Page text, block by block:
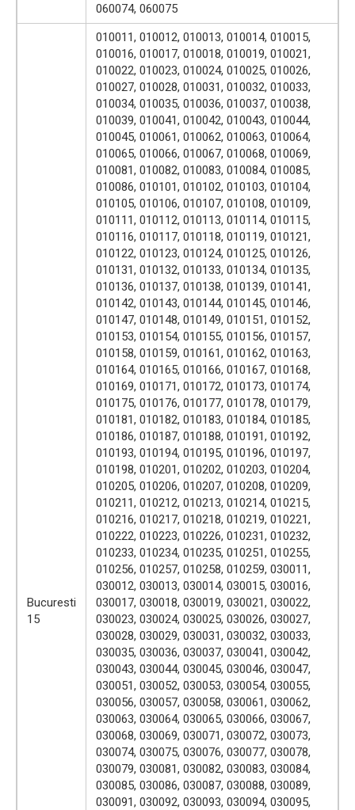
060074, 060075
Bucuresti
15
010011, 010012, 010013, 010014, 010015,
010016, 010017, 010018, 010019, 010021,
010022, 010023, 010024, 010025, 010026,
010027, 010028, 010031, 010032, 010033,
010034, 010035, 010036, 010037, 010038,
010039, 010041, 010042, 010043, 010044,
010045, 010061, 010062, 010063, 010064,
010065, 010066, 010067, 010068, 010069,
010081, 010082, 010083, 010084, 010085,
010086, 010101, 010102, 010103, 010104,
010105, 010106, 010107, 010108, 010109,
010111, 010112, 010113, 010114, 010115,
010116, 010117, 010118, 010119, 010121,
010122, 010123, 010124, 010125, 010126,
010131, 010132, 010133, 010134, 010135,
010136, 010137, 010138, 010139, 010141,
010142, 010143, 010144, 010145, 010146,
010147, 010148, 010149, 010151, 010152,
010153, 010154, 010155, 010156, 010157,
010158, 010159, 010161, 010162, 010163,
010164, 010165, 010166, 010167, 010168,
010169, 010171, 010172, 010173, 010174,
010175, 010176, 010177, 010178, 010179,
010181, 010182, 010183, 010184, 010185,
010186, 010187, 010188, 010191, 010192,
010193, 010194, 010195, 010196, 010197,
010198, 010201, 010202, 010203, 010204,
010205, 010206, 010207, 010208, 010209,
010211, 010212, 010213, 010214, 010215,
010216, 010217, 010218, 010219, 010221,
010222, 010223, 010226, 010231, 010232,
010233, 010234, 010235, 010251, 010255,
010256, 010257, 010258, 010259, 030011,
030012, 030013, 030014, 030015, 030016,
030017, 030018, 030019, 030021, 030022,
030023, 030024, 030025, 030026, 030027,
030028, 030029, 030031, 030032, 030033,
030035, 030036, 030037, 030041, 030042,
030043, 030044, 030045, 030046, 030047,
030051, 030052, 030053, 030054, 030055,
030056, 030057, 030058, 030061, 030062,
030063, 030064, 030065, 030066, 030067,
030068, 030069, 030071, 030072, 030073,
030074, 030075, 030076, 030077, 030078,
030079, 030081, 030082, 030083, 030084,
030085, 030086, 030087, 030088, 030089,
030091, 030092, 030093, 030094, 030095,